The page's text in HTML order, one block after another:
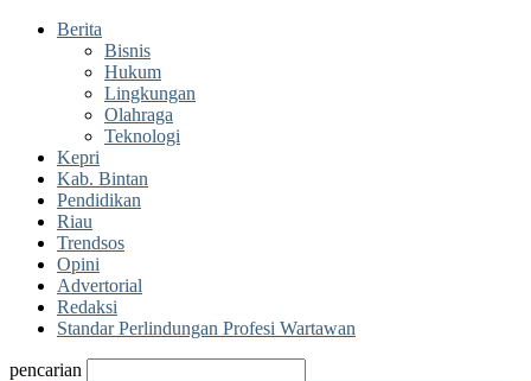
Berita
Bisnis
Hukum
Lingkungan
Olahraga
Teknologi
Kepri
Kab. Bintan
Pendidikan
Riau
Trendsos
Opini
Advertorial
Redaksi
Standar Perlindungan Profesi Wartawan
pencarian